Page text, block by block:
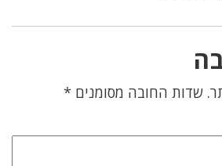
שדות החובה מסומנים *